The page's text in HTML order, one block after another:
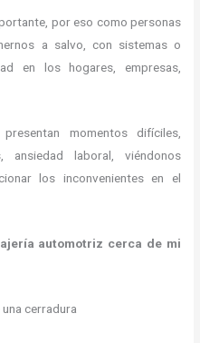
por eso como personas
a salvo, con sistemas o
en los hogares, empresas,
momentos difíciles,
ansiedad laboral, viéndonos
los inconvenientes en el
automotriz cerca de mi
cerradura